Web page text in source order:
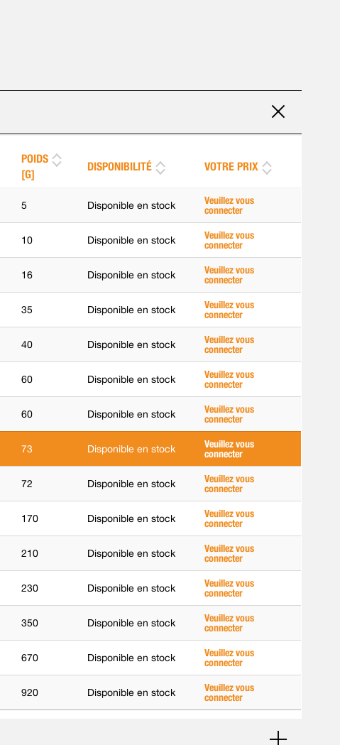
POIDS
[G]
DISPONIBILITÉ VOTRE PRIX
5 Disponible en stock
Veuillez vous
connecter
10 Disponible en stock
Veuillez vous
connecter
16 Disponible en stock
Veuillez vous
connecter
35 Disponible en stock
Veuillez vous
connecter
40 Disponible en stock
Veuillez vous
connecter
60 Disponible en stock
Veuillez vous
connecter
60 Disponible en stock
Veuillez vous
connecter
73 Disponible en stock
Veuillez vous
connecter
72 Disponible en stock
Veuillez vous
connecter
170 Disponible en stock
Veuillez vous
connecter
210 Disponible en stock
Veuillez vous
connecter
230 Disponible en stock
Veuillez vous
connecter
350 Disponible en stock
Veuillez vous
connecter
670 Disponible en stock
Veuillez vous
connecter
920 Disponible en stock
Veuillez vous
connecter